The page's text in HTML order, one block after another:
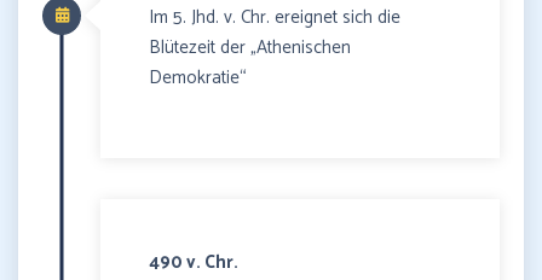
Im 5. Jhd. v. Chr. ereignet sich die
Blütezeit der „Athenischen
Demokratie“
490 v. Chr.